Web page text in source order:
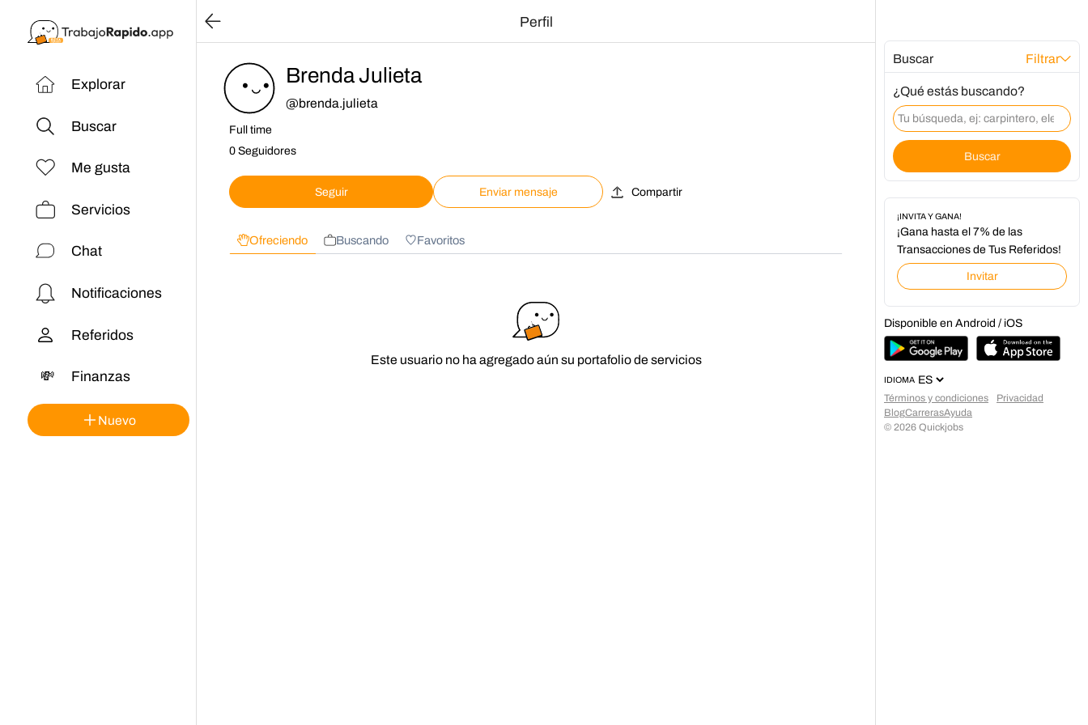
Explorar
Buscar
Me gusta
Servicios
Chat
Notificaciones
Referidos
💸 Finanzas
Nuevo
Perfil
Brenda Julieta
@brenda.julieta
Full time
0 Seguidores
Seguir Enviar mensaje Compartir
Ofreciendo Buscando Favoritos
Este usuario no ha agregado aún su portafolio de servicios
Buscar Filtrar
¿Qué estás buscando?
Buscar
¡INVITA Y GANA!
¡Gana hasta el 7% de las
Transacciones de Tus Referidos!
Invitar
Disponible en Android / iOS
IDIOMA
Términos y condiciones
Privacidad
BlogCarrerasAyuda
© 2026 Quickjobs